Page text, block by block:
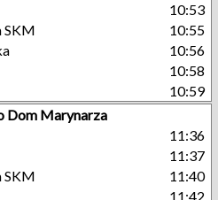
10:53
SKM
10:55
10:56
10:58
10:59
Dom Marynarza
11:36
11:37
SKM
11:40
11:42